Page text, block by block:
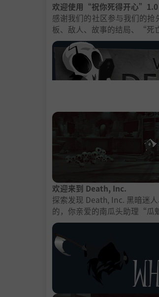
欢迎使用“祝你死得开心”1.0
感谢我们的社区参与我们的
板、敌人、故事的结局、“死
欢迎来到 Death, Inc.
探索发现 Death, Inc. 黑暗迷
的，你亲爱的南瓜头助理“瓜